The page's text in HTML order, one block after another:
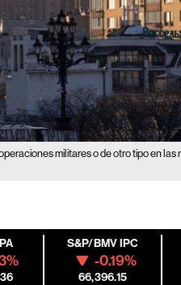
militares o de otro tipo en las
S&P/BMV IPC
-0.19%
66,396.15